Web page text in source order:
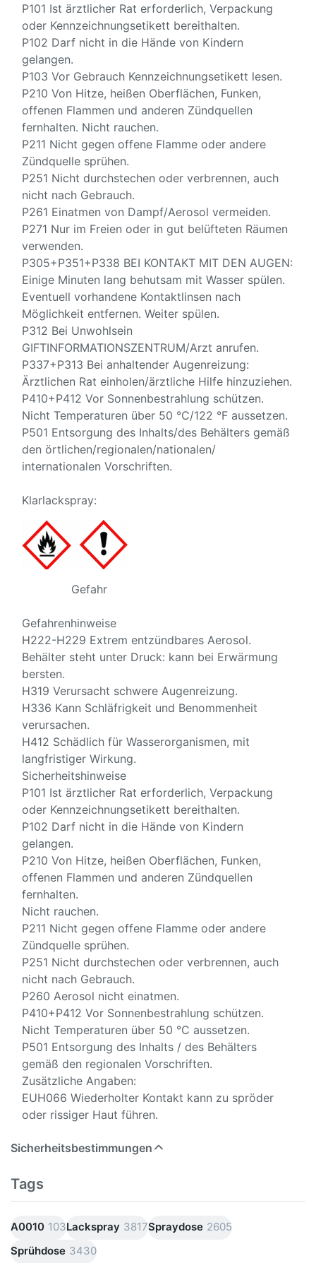
P101 Ist ärztlicher Rat erforderlich, Verpackung
oder Kennzeichnungsetikett bereithalten.
P102 Darf nicht in die Hände von Kindern
gelangen.
P103 Vor Gebrauch Kennzeichnungsetikett lesen.
P210 Von Hitze, heißen Oberflächen, Funken,
offenen Flammen und anderen Zündquellen
fernhalten. Nicht rauchen.
P211 Nicht gegen offene Flamme oder andere
Zündquelle sprühen.
P251 Nicht durchstechen oder verbrennen, auch
nicht nach Gebrauch.
P261 Einatmen von Dampf/Aerosol vermeiden.
P271 Nur im Freien oder in gut belüfteten Räumen
verwenden.
P305+P351+P338 BEI KONTAKT MIT DEN AUGEN:
Einige Minuten lang behutsam mit Wasser spülen.
Eventuell vorhandene Kontaktlinsen nach
Möglichkeit entfernen. Weiter spülen.
P312 Bei Unwohlsein
GIFTINFORMATIONSZENTRUM/Arzt anrufen.
P337+P313 Bei anhaltender Augenreizung:
Ärztlichen Rat einholen/ärztliche Hilfe hinzuziehen.
P410+P412 Vor Sonnenbestrahlung schützen.
Nicht Temperaturen über 50 °C/122 °F aussetzen.
P501 Entsorgung des Inhalts/des Behälters gemäß
den örtlichen/regionalen/nationalen/
internationalen Vorschriften.
Klarlackspray:
Gefahr
Gefahrenhinweise
H222-H229 Extrem entzündbares Aerosol.
Behälter steht unter Druck: kann bei Erwärmung
bersten.
H319 Verursacht schwere Augenreizung.
H336 Kann Schläfrigkeit und Benommenheit
verursachen.
H412 Schädlich für Wasserorganismen, mit
langfristiger Wirkung.
Sicherheitshinweise
P101 Ist ärztlicher Rat erforderlich, Verpackung
oder Kennzeichnungsetikett bereithalten.
P102 Darf nicht in die Hände von Kindern
gelangen.
P210 Von Hitze, heißen Oberflächen, Funken,
offenen Flammen und anderen Zündquellen
fernhalten.
Nicht rauchen.
P211 Nicht gegen offene Flamme oder andere
Zündquelle sprühen.
P251 Nicht durchstechen oder verbrennen, auch
nicht nach Gebrauch.
P260 Aerosol nicht einatmen.
P410+P412 Vor Sonnenbestrahlung schützen.
Nicht Temperaturen über 50 °C aussetzen.
P501 Entsorgung des Inhalts / des Behälters
gemäß den regionalen Vorschriften.
Zusätzliche Angaben:
EUH066 Wiederholter Kontakt kann zu spröder
oder rissiger Haut führen.
Sicherheitsbestimmungen
Tags
A0010 103Lackspray 3817Spraydose 2605
Sprühdose 3430